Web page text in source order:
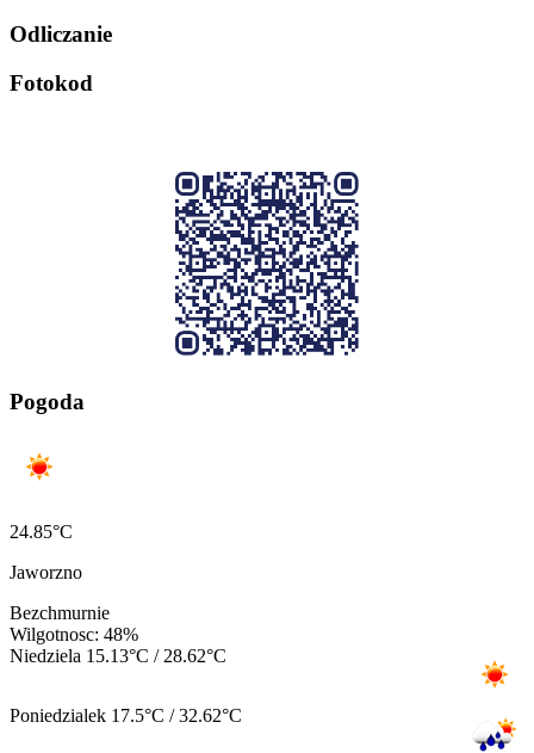
Odliczanie
Fotokod
Pogoda
24.85°C
Jaworzno
Bezchmurnie
Wilgotnosc: 48%
Niedziela 15.13°C / 28.62°C
Poniedzialek 17.5°C / 32.62°C